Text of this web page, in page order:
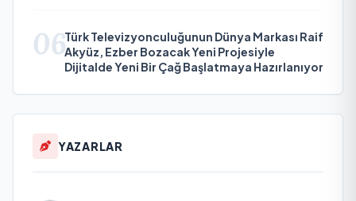
06Türk Televizyonculuğunun Dünya Markası Raif
Akyüz, Ezber Bozacak Yeni Projesiyle
Dijitalde Yeni Bir Çağ Başlatmaya Hazırlanıyor
YAZARLAR